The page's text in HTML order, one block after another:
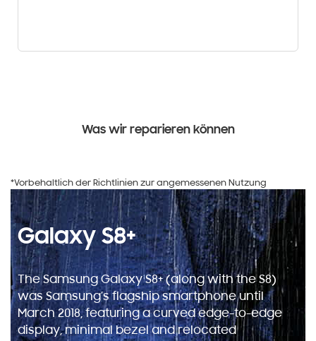
Was wir reparieren können
*Vorbehaltlich der Richtlinien zur angemessenen Nutzung
Galaxy S8+
The Samsung Galaxy S8+ (along with the S8)
was Samsung’s flagship smartphone until
March 2018, featuring a curved edge-to-edge
display, minimal bezel and relocated